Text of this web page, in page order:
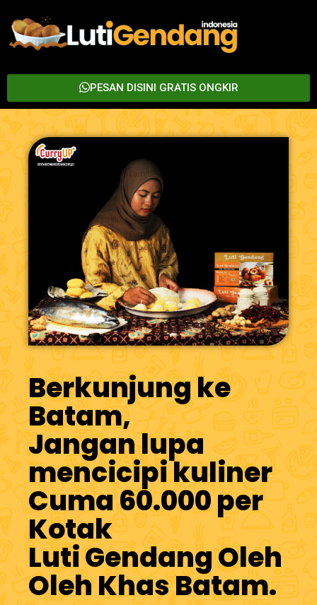
PESAN DISINI GRATIS ONGKIR
Berkunjung ke
Batam,
Jangan lupa
mencicipi kuliner
Cuma 60.000 per
Kotak
Luti Gendang Oleh
Oleh Khas Batam.